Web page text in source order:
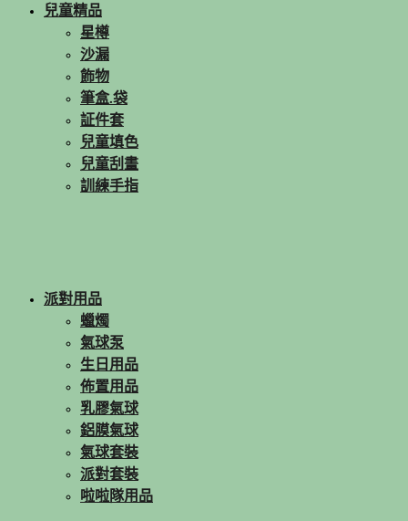
兒童精品
星樽
沙漏
飾物
筆盒.袋
証件套
兒童填色
兒童刮畫
訓練手指
派對用品
蠟燭
氣球泵
生日用品
佈置用品
乳膠氣球
鋁膜氣球
氣球套裝
派對套裝
啦啦隊用品